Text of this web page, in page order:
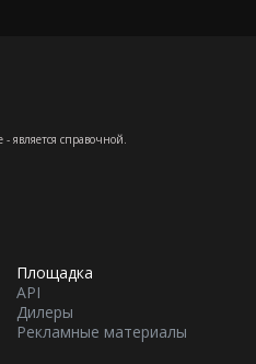
является справочной.
Площадка
API
Дилеры
Рекламные материалы